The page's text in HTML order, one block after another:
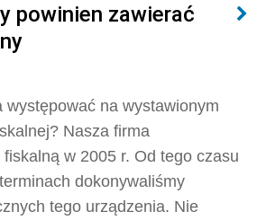
powinien zawierać
występować na wystawionym
Nasza firma
fiskalną w 2005 r. Od tego czasu
dokonywaliśmy
tego urządzenia. Nie